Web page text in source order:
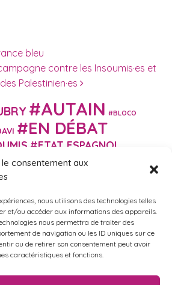
consentement aux
nous utilisons des technologies telles
et/ou accéder aux informations des appareils.
nous permettra de traiter des
de navigation ou les ID uniques sur ce
ou de retirer son consentement peut avoir
caractéristiques et fonctions.
articles
bleu
contre les Insoumis·es et
Palestinien·es
AUTAIN BLOCO
EN DÉBAT
ETAT ESPAGNOL
DROITE FASCISME
ISRAËL PALESTINE ITALIE
MARXISME MIGRANT-ES
NUPES OBONO
RETRAITES RUSSIE